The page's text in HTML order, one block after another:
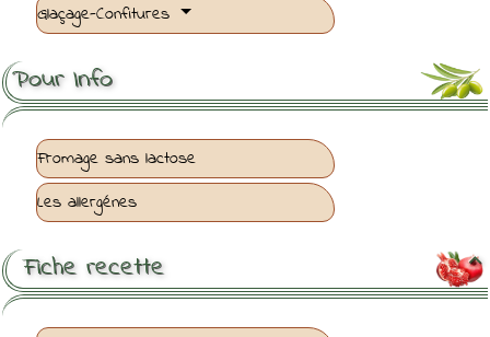
Glaçage-Confitures
Pour Info
Fromage sans lactose
Les allergénes

Fiche recette